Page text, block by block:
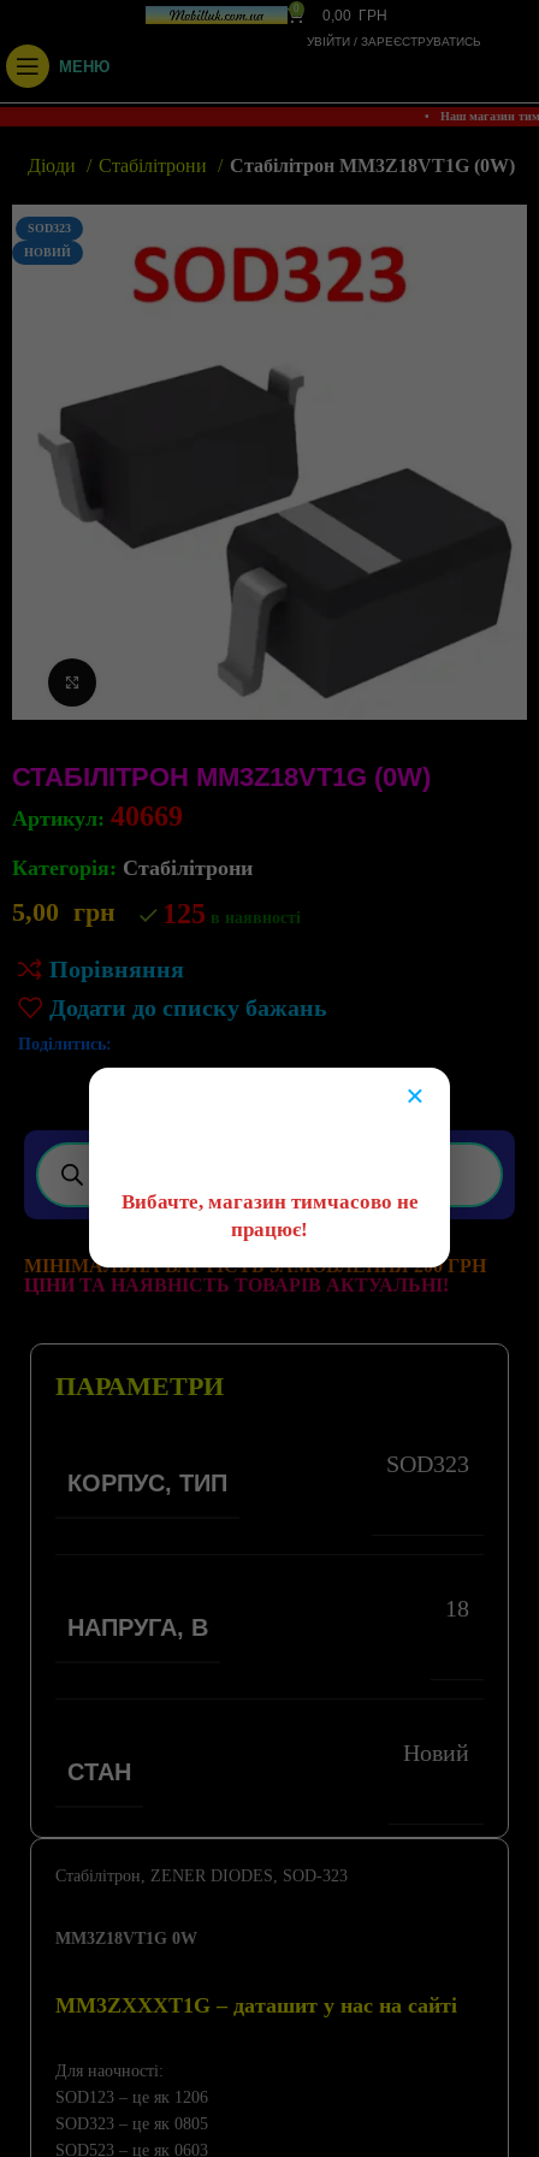
0 0,00 ГРН
УВІЙТИ / ЗАРЕЄСТРУВАТИСЬ
МЕНЮ
• Наш магазин
Діоди Стабілітрони Стабілітрон MM3Z18VT1G (0W)
SOD323
НОВИЙ
Клацніть, щоб збільшити
СТАБІЛІТРОН MM3Z18VT1G (0W)
Артикул:40669
Категорія: Стабілітрони
5,00 грн 125 в наявності
Порівняння
Додати до списку бажань
Поділитись:
МІНІМАЛЬНА ВАРТІСТЬ ЗАМОВЛЕННЯ 200 ГРН
ЦІНИ ТА НАЯВНІСТЬ ТОВАРІВ АКТУАЛЬНІ!
Стабілітрон, ZENER DIODES, SOD-323
MM3Z18VT1G 0W
MM3ZXXXT1G – даташит у нас на сайті
Для наочності:
SOD123 – це як 1206
SOD323 – це як 0805
SOD523 – це як 0603
ПАРАМЕТРИ
КОРПУС, ТИП
SOD323
НАПРУГА, В
18
СТАН
Новий
×
Вибачте, магазин тимчасово не
працює!